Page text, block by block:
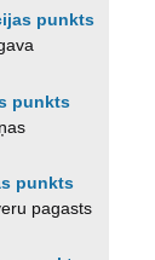
punkts
punkts
punkts
pagasts